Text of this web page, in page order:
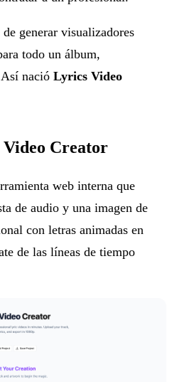
generar visualizadores
todo un álbum,
nació Lyrics Video
Creator
web interna que
de audio y una imagen de
con letras animadas en
de las líneas de tiempo